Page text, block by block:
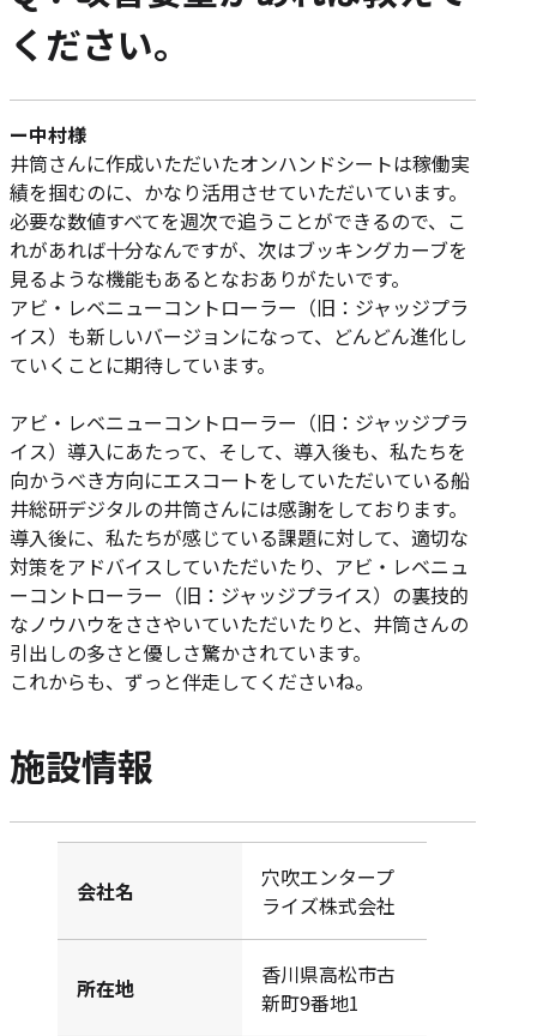
ください。
ー中村様
井筒さんに作成いただいたオンハンドシートは稼働実
績を掴むのに、かなり活用させていただいています。
必要な数値すべてを週次で追うことができるので、こ
れがあれば十分なんですが、次はブッキングカーブを
見るような機能もあるとなおありがたいです。
アビ・レベニューコントローラー（旧：ジャッジプラ
イス）も新しいバージョンになって、どんどん進化し
ていくことに期待しています。
アビ・レベニューコントローラー（旧：ジャッジプラ
イス）導入にあたって、そして、導入後も、私たちを
向かうべき方向にエスコートをしていただいている船
井総研デジタルの井筒さんには感謝をしております。
導入後に、私たちが感じている課題に対して、適切な
対策をアドバイスしていただいたり、アビ・レベニュ
ーコントローラー（旧：ジャッジプライス）の裏技的
なノウハウをささやいていただいたりと、井筒さんの
引出しの多さと優しさ驚かされています。
これからも、ずっと伴走してくださいね。
施設情報
会社名
穴吹エンタープ
ライズ株式会社
所在地
香川県高松市古
新町9番地1